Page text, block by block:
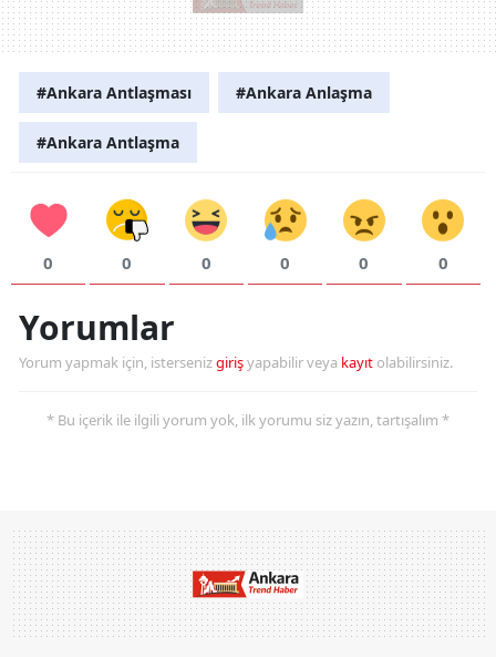
#Ankara Antlaşması #Ankara Anlaşma
#Ankara Antlaşma
0 0 0 0 0 0
Yorumlar
Yorum yapmak için, istersenizgirişyapabilir veya kayıt olabilirsiniz.
* Bu içerik ile ilgili yorum yok, ilk yorumu siz yazın, tartışalım *